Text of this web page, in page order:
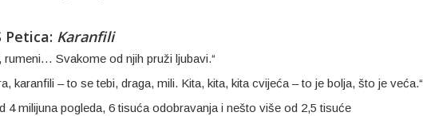
Petica: Karanfili
rumeni… Svakome od njih pruži ljubavi.“
karanfili – to se tebi, draga, mili. Kita, kita, kita cvijeća – to je bolja, što je veća.“
4 milijuna pogleda, 6 tisuća odobravanja i nešto više od 2,5 tisuće